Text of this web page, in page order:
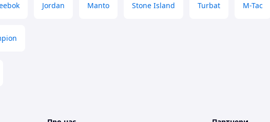
Jordan Manto Stone Island Turbat M-Tac